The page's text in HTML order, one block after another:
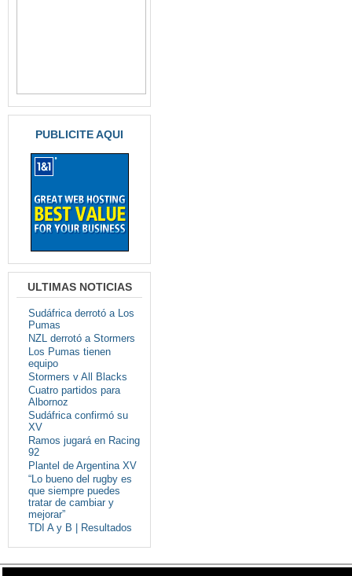
PUBLICITE AQUI
ULTIMAS NOTICIAS
Sudáfrica derrotó a Los
Pumas
NZL derrotó a Stormers
Los Pumas tienen
equipo
Stormers v All Blacks
Cuatro partidos para
Albornoz
Sudáfrica confirmó su
XV
Ramos jugará en Racing
92
Plantel de Argentina XV
“Lo bueno del rugby es
que siempre puedes
tratar de cambiar y
mejorar”
TDI A y B | Resultados